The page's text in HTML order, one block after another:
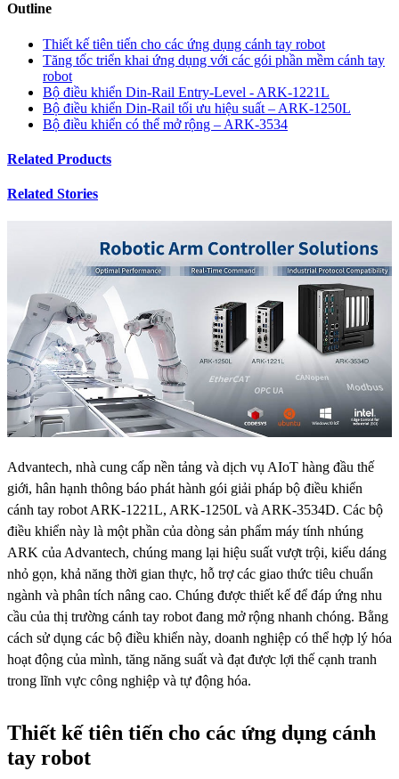
Outline
Thiết kế tiên tiến cho các ứng dụng cánh tay robot
Tăng tốc triển khai ứng dụng với các gói phần mềm cánh tay
robot
Bộ điều khiển Din-Rail Entry-Level - ARK-1221L
Bộ điều khiển Din-Rail tối ưu hiệu suất – ARK-1250L
Bộ điều khiển có thể mở rộng – ARK-3534
Related Products
Related Stories
Advantech, nhà cung cấp nền tảng và dịch vụ AIoT hàng đầu thế
giới, hân hạnh thông báo phát hành gói giải pháp bộ điều khiển
cánh tay robot ARK-1221L, ARK-1250L và ARK-3534D. Các bộ
điều khiển này là một phần của dòng sản phẩm máy tính nhúng
ARK của Advantech, chúng mang lại hiệu suất vượt trội, kiểu dáng
nhỏ gọn, khả năng thời gian thực, hỗ trợ các giao thức tiêu chuẩn
ngành và phân tích nâng cao. Chúng được thiết kế để đáp ứng nhu
cầu của thị trường cánh tay robot đang mở rộng nhanh chóng. Bằng
cách sử dụng các bộ điều khiển này, doanh nghiệp có thể hợp lý hóa
hoạt động của mình, tăng năng suất và đạt được lợi thế cạnh tranh
trong lĩnh vực công nghiệp và tự động hóa.
Thiết kế tiên tiến cho các ứng dụng cánh
tay robot